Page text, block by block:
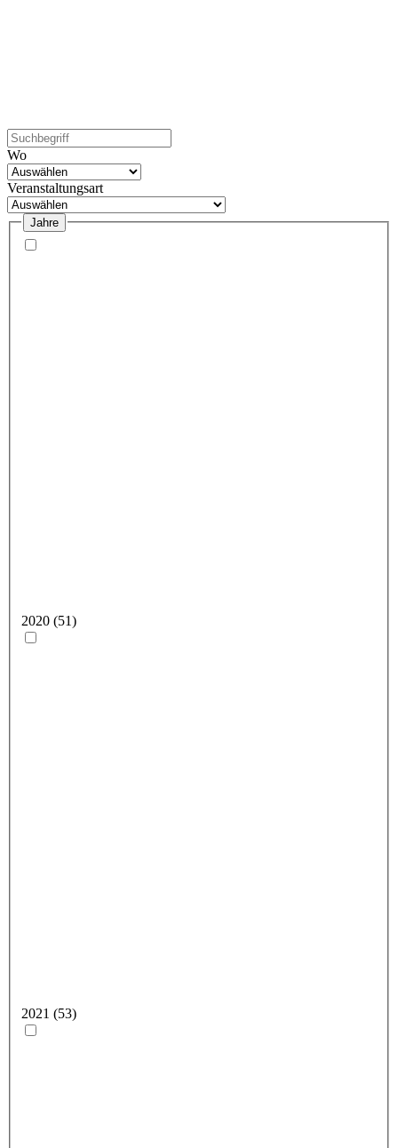
Wo
Veranstaltungsart
Jahre
2020 (51)
2021 (53)